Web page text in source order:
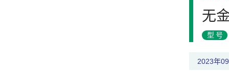
无
型号
2023年